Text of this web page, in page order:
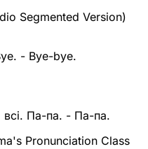
Segmented Version)
- Bye-bye.
всі. Па-па. - Па-па.
Pronunciation Class